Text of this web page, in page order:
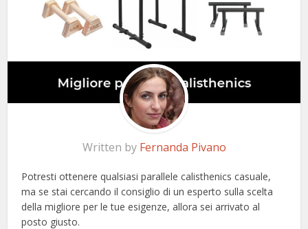
Written by Fernanda Pivano
Potresti ottenere qualsiasi parallele calisthenics casuale,
ma se stai cercando il consiglio di un esperto sulla scelta
della migliore per le tue esigenze, allora sei arrivato al
posto giusto.